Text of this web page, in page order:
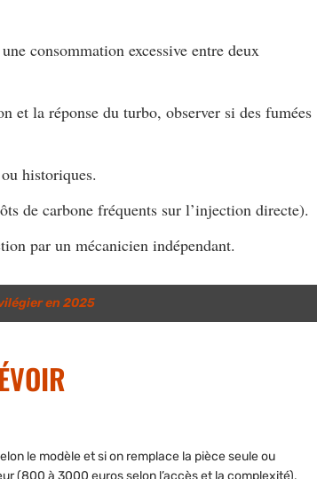
consommation excessive entre deux
et la réponse du turbo, observer si des fumées
historiques.
de carbone fréquents sur l’injection directe).
par un mécanicien indépendant.
en 2025
le modèle et si on remplace la pièce seule ou